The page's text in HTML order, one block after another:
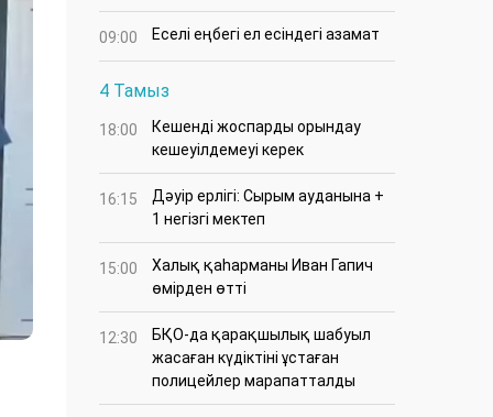
09:00 Еселі еңбегі ел есіндегі азамат
4 Тамыз
18:00
Кешенді жоспарды орындау
кешеуілдемеуі керек
16:15
Дәуір ерлігі: Сырым ауданына +
1 негізгі мектеп
15:00
Халық қаһарманы Иван Гапич
өмірден өтті
12:30
БҚО-да қарақшылық шабуыл
жасаған күдіктіні ұстаған
полицейлер марапатталды